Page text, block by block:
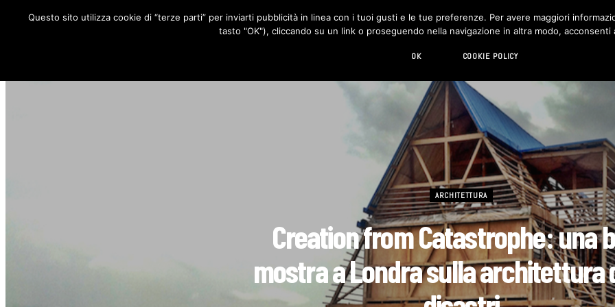
RUBRICHE DESIGN LIVING HI-TECH CHI SIAMO
ARCHITETTURA
Creation from Catastrophe: una
mostra a Londra sulla architettura
Questo sito utilizza cookie di “terze parti” per inviarti pubblicità in linea con i tuoi gusti e le tue preferenze. Per avere maggiori
tasto "OK"), cliccando su un link o proseguendo nella navigazione in altra modo, acconsenti
OK COOKIE POLICY